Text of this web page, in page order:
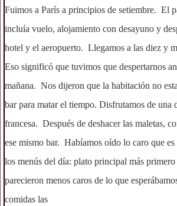
Fuimos a París a principios de setiembre. El
incluía vuelo, alojamiento con desayuno y
hotel y el aeropuerto. Llegamos a las diez y
Eso significó que tuvimos que despertarnos
mañana. Nos dijeron que la habitación no
bar para matar el tiempo. Disfrutamos de una
francesa. Después de deshacer las maletas,
ese mismo bar. Habíamos oído lo caro que
los menús del día: plato principal más primero
parecieron menos caros de lo que
comidas las